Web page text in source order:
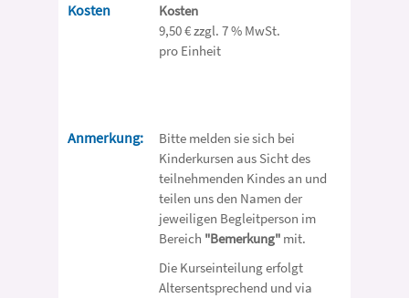
Kosten
Kosten
9,50 € zzgl. 7 % MwSt.
pro Einheit
Anmerkung:
Bitte melden sie sich bei
Kinderkursen aus Sicht des
teilnehmenden Kindes an und
teilen uns den Namen der
jeweiligen Begleitperson im
Bereich "Bemerkung" mit.
Die Kurseinteilung erfolgt
Altersentsprechend und via